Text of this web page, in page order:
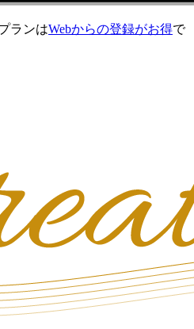
ランはWebからの登録がお得で